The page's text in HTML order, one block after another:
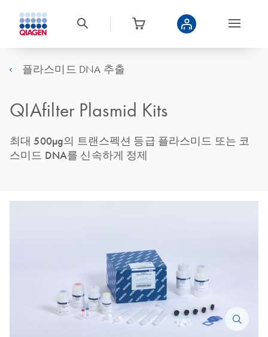
플라스미드 DNA 추출
QIAfilter Plasmid Kits
최대 500µg의 트랜스펙션 등급 플라스미드 또는 코
스미드 DNA를 신속하게 정제